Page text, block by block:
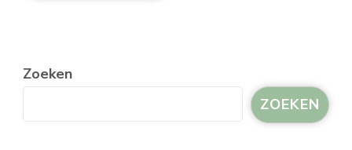
Zoeken
ZOEKEN